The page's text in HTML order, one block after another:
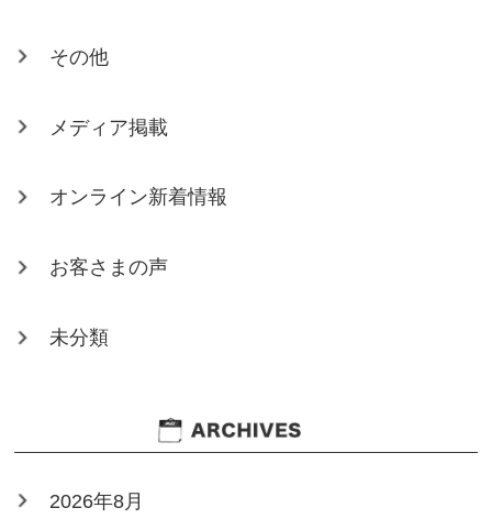
その他
メディア掲載
オンライン新着情報
お客さまの声
未分類
2026年8月